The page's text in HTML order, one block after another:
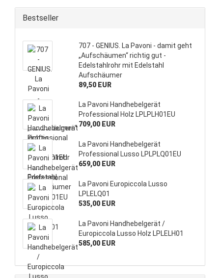
Bestseller
707 - GENIUS. La Pavoni - damit geht
„Aufschäumen“ richtig gut -
Edelstahlrohr mit Edelstahl
Aufschäumer
89,50 EUR
La Pavoni Handhebelgerät
Professional Holz LPLPLH01EU
709,00 EUR
La Pavoni Handhebelgerät
Professional Lusso LPLPLQ01EU
659,00 EUR
La Pavoni Europiccola Lusso
LPLELQ01
535,00 EUR
La Pavoni Handhebelgerät /
Europiccola Lusso Holz LPLELH01
585,00 EUR